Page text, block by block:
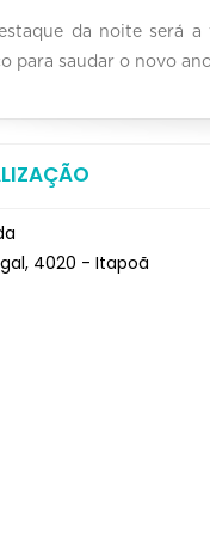
da noite será
para saudar o novo
4020 - Itapoã